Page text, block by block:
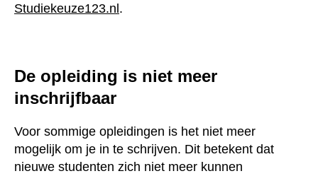
inschrijfbaar
om je in te schrijven. Dit betekent dat nieuwe
studenten zich niet meer kunnen aanmelden voor deze
opleiding. Wel krijgen de studenten die al gestart zijn